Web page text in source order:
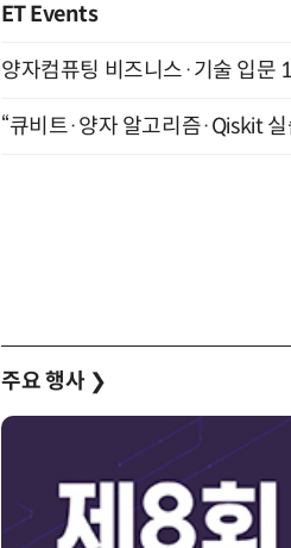
ET Events
양자컴퓨팅 비즈니스·기술 입문
“큐비트·양자 알고리즘·Qiskit
주요 행사 ❯